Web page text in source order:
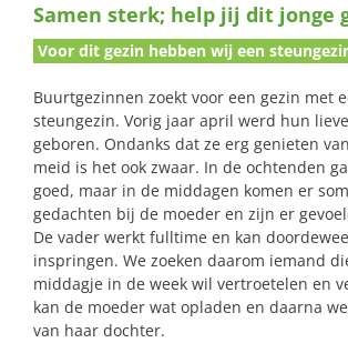
naar:
Samen sterk; help jij dit jonge
Voor dit gezin hebben wij een
Buurtgezinnen zoekt voor een gezin met
steungezin. Vorig jaar april werd hun
geboren. Ondanks dat ze erg genieten
meid is het ook zwaar. In de ochtenden
goed, maar in de middagen komen er
gedachten bij de moeder en zijn er
De vader werkt fulltime en kan
inspringen. We zoeken daarom iemand
middagje in de week wil vertroetelen en
kan de moeder wat opladen en daarna
van haar dochter.